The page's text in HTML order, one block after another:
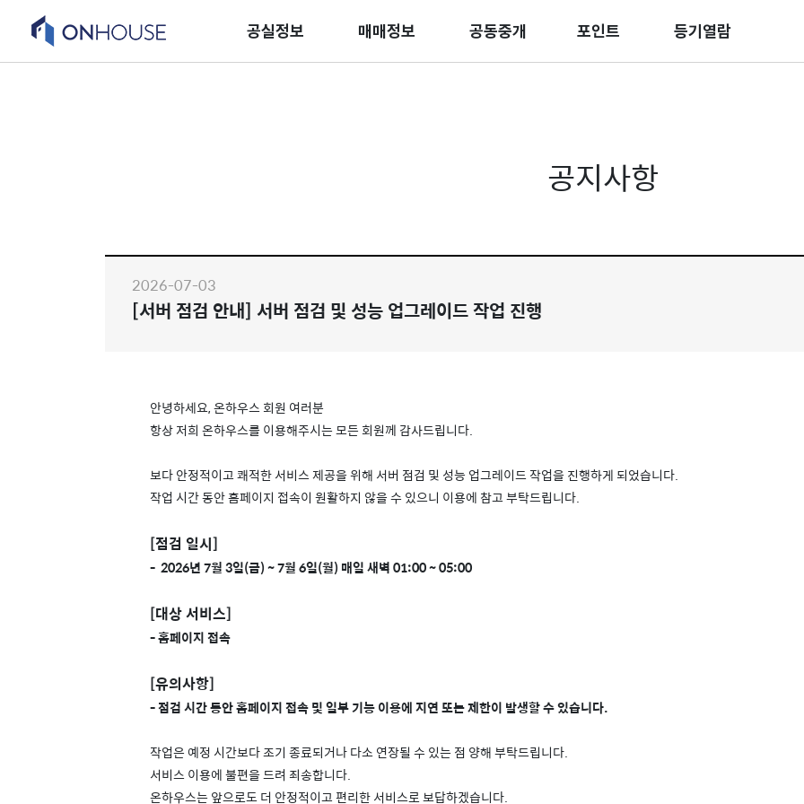
공실정보 매매정보 공동중개 포인트 등기열람
공지사항
2026-07-03
[서버 점검 안내] 서버 점검 및 성능 업그레이드 작업 진행
안녕하세요, 온하우스 회원 여러분
항상 저희 온하우스를 이용해주시는 모든 회원께 감사드립니다.
보다 안정적이고 쾌적한 서비스 제공을 위해 서버 점검 및 성능 업그레이드 작업을 진행하게 되었습니다.
작업 시간 동안 홈페이지 접속이 원활하지 않을 수 있으니 이용에 참고 부탁드립니다.
[점검 일시]
- 2026년 7월 3일(금) ~ 7월 6일(월) 매일 새벽 01:00 ~ 05:00
[대상 서비스]
- 홈페이지 접속
[유의사항]
- 점검 시간 동안 홈페이지 접속 및 일부 기능 이용에 지연 또는 제한이 발생할 수 있습니다.
작업은 예정 시간보다 조기 종료되거나 다소 연장될 수 있는 점 양해 부탁드립니다.
서비스 이용에 불편을 드려 죄송합니다.
온하우스는 앞으로도 더 안정적이고 편리한 서비스로 보답하겠습니다.